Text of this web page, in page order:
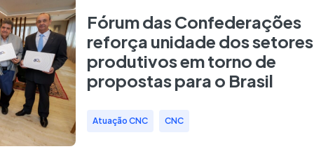
Fórum das Confederações
reforça unidade dos setores
produtivos em torno de
propostas para o Brasil
Atuação CNC CNC